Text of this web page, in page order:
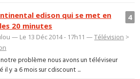
4
edison qui se met en
20 minutes
— Le 13 Déc 2014 - 17h11 —Télévision >
problème nous avons un téléviseur
y a 6 mois sur cdiscount ...